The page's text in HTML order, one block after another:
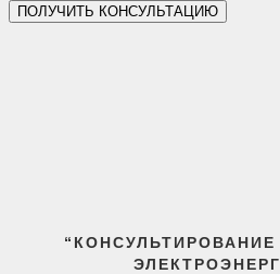
ПОЛУЧИТЬ КОНСУЛЬТАЦИЮ